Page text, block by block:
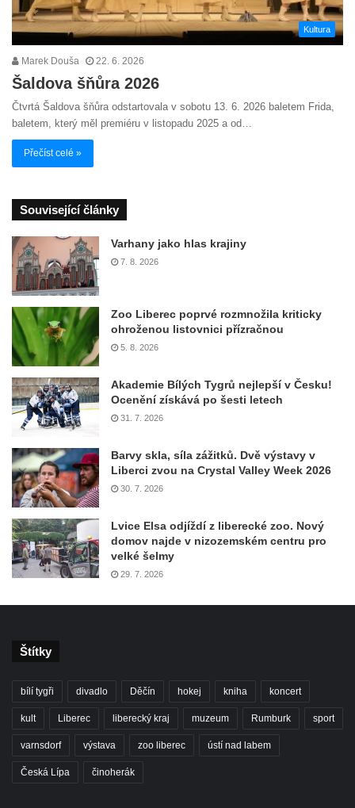
Kultura
Marek Douša 22. 6. 2026
Šaldova šňůra 2026
Čtvrtá Šaldova šňůra odstartovala v sobotu 13. 6. 2026 baletem Frida,
baletem, který měl premiéru v listopadu 2025 a od…
Přečíst celé »
Související články
Varhany jako hlas krajiny
7. 8. 2026
Zoo Liberec poprvé rozmnožila kriticky
ohroženou listovnici přízračnou
5. 8. 2026
Akademie Bílých Tygrů nejlepší v Česku!
Ocenění získává po šesti letech
31. 7. 2026
Barvy skla, síla zážitků. Dvě výstavy v
Liberci zvou na Crystal Valley Week 2026
30. 7. 2026
Lvice Elsa odjíždí z liberecké zoo. Nový
domov najde v nizozemském centru pro
velké šelmy
29. 7. 2026
Štítky
bílí tygři divadlo Děčín hokej kniha koncert
kult Liberec liberecký kraj muzeum Rumburk sport
varnsdorf výstava zoo liberec ústí nad labem
Česká Lípa činoherák